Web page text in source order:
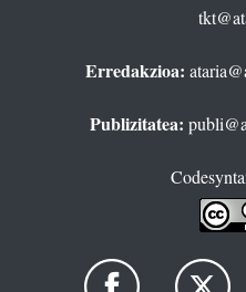
Erredakzioa:
Publizitatea: